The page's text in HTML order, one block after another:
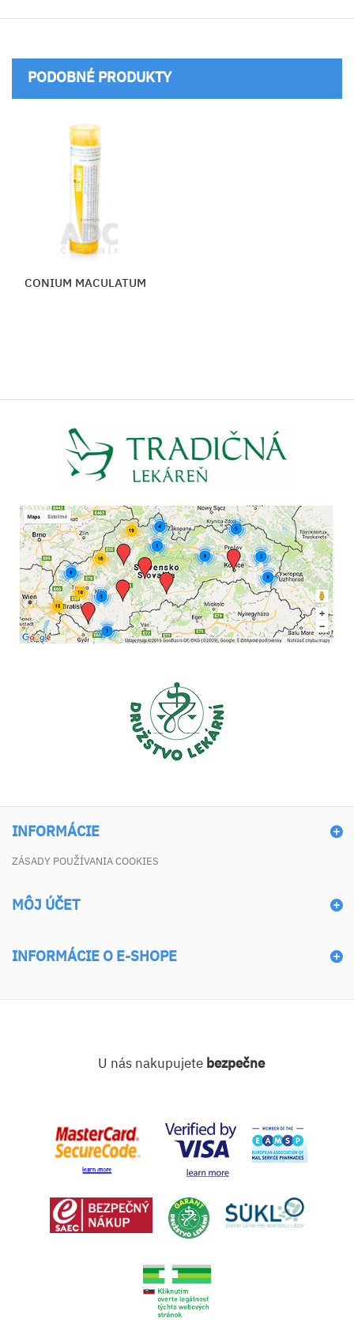
PODOBNÉ PRODUKTY
CONIUM MACULATUM
INFORMÁCIE
ZÁSADY POUŽÍVANIA COOKIES
MÔJ ÚČET
INFORMÁCIE O E-SHOPE
U nás nakupujete bezpečne